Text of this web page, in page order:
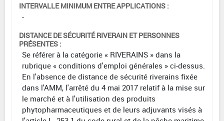
INTERVALLE MINIMUM ENTRE APPLICATIONS :
-
DISTANCE DE SÉCURITÉ RIVERAIN ET PERSONNES
PRÉSENTES :
Se référer à la catégorie « RIVERAINS » dans la
rubrique « conditions d'emploi générales » ci-dessus.
En l'absence de distance de sécurité riverains fixée
dans l'AMM, l'arrêté du 4 mai 2017 relatif à la mise sur
le marché et à l'utilisation des produits
phytopharmaceutiques et de leurs adjuvants visés à